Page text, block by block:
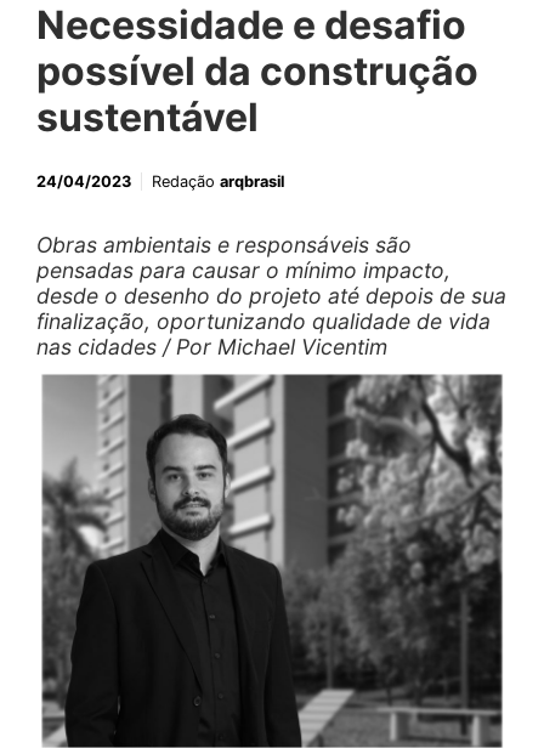
Necessidade e desafio
possível da construção
sustentável
24/04/2023 Redação arqbrasil
Obras ambientais e responsáveis são
pensadas para causar o mínimo impacto,
desde o desenho do projeto até depois de sua
finalização, oportunizando qualidade de vida
nas cidades / Por Michael Vicentim